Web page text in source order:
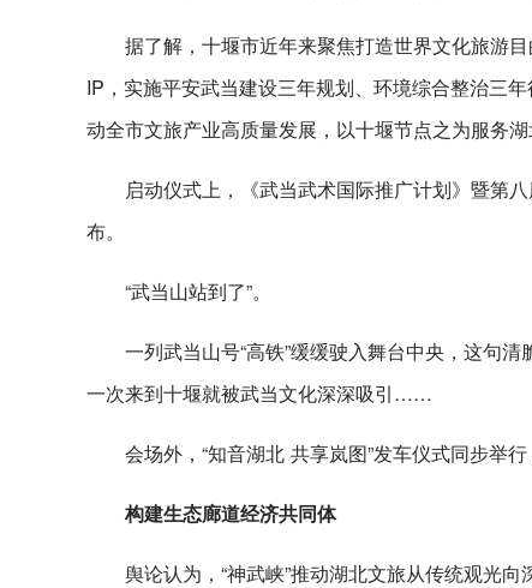
据了解，十堰市近年来聚焦打造世界文化旅游
IP，实施平安武当建设三年规划、环境综合整治三
动全市文旅产业高质量发展，以十堰节点之为服务湖
启动仪式上，《武当武术国际推广计划》暨第
布。
“武当山站到了”。
一列武当山号“高铁”缓缓驶入舞台中央，这句
一次来到十堰就被武当文化深深吸引……
会场外，“知音湖北 共享岚图”发车仪式同步举
构建生态廊道经济共同体
舆论认为，“神武峡”推动湖北文旅从传统观光